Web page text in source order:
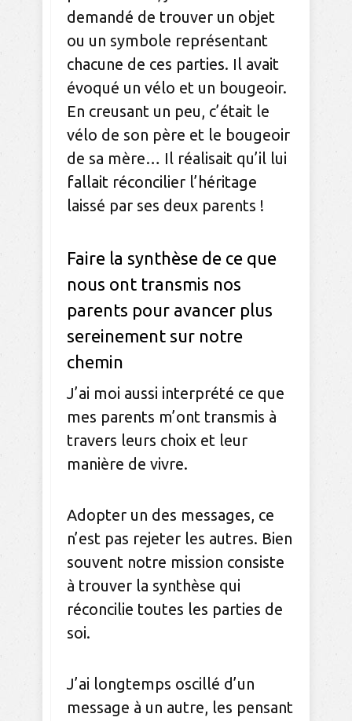
demandé de trouver un objet
ou un symbole représentant
chacune de ces parties. Il avait
évoqué un vélo et un bougeoir.
En creusant un peu, c’était le
vélo de son père et le bougeoir
de sa mère… Il réalisait qu’il lui
fallait réconcilier l’héritage
laissé par ses deux parents !
Faire la synthèse de ce que
nous ont transmis nos
parents pour avancer plus
sereinement sur notre
chemin
J’ai moi aussi interprété ce que
mes parents m’ont transmis à
travers leurs choix et leur
manière de vivre.
Adopter un des messages, ce
n’est pas rejeter les autres. Bien
souvent notre mission consiste
à trouver la synthèse qui
réconcilie toutes les parties de
soi.
J’ai longtemps oscillé d’un
message à un autre, les pensant